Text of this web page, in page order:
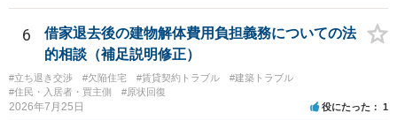
基本方針としたうえで、仮に一定時期の退去を検討する場合には、立
退料・引越費用・原状回復費用負担などの条件を明確にした書面を作
成することが重要です。 契約書では、更新条項・解除条項・期間の定
め・定期借家に関する記載の有無、これまでの更新時の合意内容
（「今回で最後」などの文言）が、借主不利な特約として無効になり
得るかどうかも含めて検討ポイントになりますので、署名押印前に内
容を十分に確認し、不明点は弁護士に相談することをおすすめしま
する動機づけがなくなります。 今回進められつつある手続はあくまで
も、建物を賃貸人に一日も早く明け渡すための便宜的方法として理解
するのが良いと思います。またその方法で進めた方が、連帯保証人で
あるお知り合いさんにとっても、自身の経済的負担を最小限に食い止
められるため望ましいやり方だといえます。
6
借家退去後の建物解体費用負担義務についての法
的相談（補足説明修正）
#立ち退き交渉 #欠陥住宅 #賃貸契約トラブル
#建築トラブル
#住民・入居者・買主側
#原状回復
2026年7月25日 役にたった 1